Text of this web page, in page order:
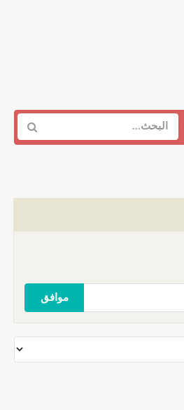
موافق